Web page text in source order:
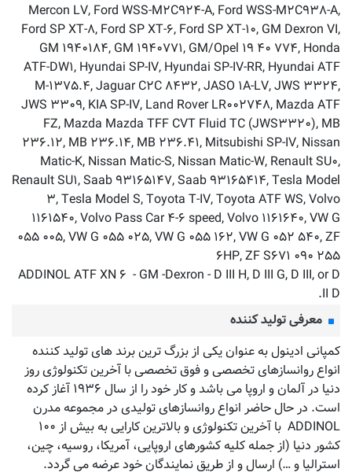
Mercon LV, Ford WSS-M۲C۹۲۴-A, Ford WSS-M۲C۹۳۸-A,
Ford SP XT-۸, Ford SP XT-۶, Ford SP XT-۱۰, GM Dexron VI,
GM ۱۹۴۰۱۸۴, GM ۱۹۴۰۷۷۱, GM/Opel ۱۹ ۴۰ ۷۷۴, Honda
ATF-DW۱, Hyundai SP-IV, Hyundai SP-IV-RR, Hyundai ATF
M-۱۳۷۵.۴, Jaguar C۲C ۸۴۳۲, JASO ۱A-LV, JWS ۳۳۲۴,
JWS ۳۳۰۹, KIA SP-IV, Land Rover LR۰۰۲۷۴۸, Mazda ATF
FZ, Mazda Mazda TFF CVT Fluid TC (JWS۳۳۲۰), MB
۲۳۶.۱۲, MB ۲۳۶.۱۴, MB ۲۳۶.۴۱, Mitsubishi SP-IV, Nissan
Matic-K, Nissan Matic-S, Nissan Matic-W, Renault SU۰,
Renault SU۱, Saab ۹۳۱۶۵۱۴۷, Saab ۹۳۱۶۵۴۱۴, Tesla Model
۳, Tesla Model S, Toyota T-IV, Toyota ATF WS, Volvo
۱۱۶۱۵۴۰, Volvo Pass Car ۴-۶ speed, Volvo ۱۱۶۱۶۴۰, VW G
۰۵۵ ۰۰۵, VW G ۰۵۵ ۰۲۵, VW G ۰۵۵ ۱۶۲, VW G ۰۵۲ ۵۴۰, ZF
۶HP, ZF S۶۷۱ ۰۹۰ ۲۵۵
ADDINOL ATF XN ۶ - GM -Dexron - D III H, D III G, D III, or D
II D.
معرفی تولید کننده
کمپانی ادینول به عنوان یکی از بزرگ ترین برند های تولید کننده
انواع روانسازهای تخصصی و فوق تخصصی با آخرین تکنولوژی روز
دنیا در آلمان و اروپا می باشد و کار خود را از سال ۱۹۳۶ آغاز کرده
است. در حال حاضر انواع روانسازهای تولیدی در مجموعه مدرن
ADDINOL با آخرین تکنولوژی و بالاترین کارایی به بیش از ۱۰۰
کشور دنیا (از جمله کلیه کشورهای اروپایی، آمریکا، روسیه، چین،
استرالیا و …) ارسال و از طریق نمایندگان خود عرضه می گردد.